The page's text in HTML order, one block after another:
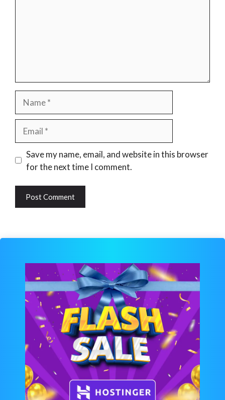
Website
Save my name, email, and website in this browser
for the next time I comment.